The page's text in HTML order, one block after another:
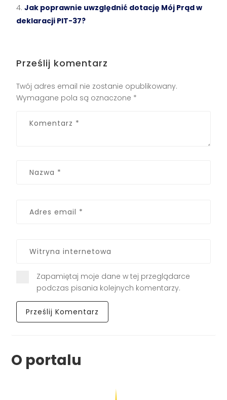
Jak poprawnie uwzględnić dotację Mój Prąd w
deklaracji PIT-37?
Prześlij komentarz
Twój adres email nie zostanie opublikowany.
Wymagane pola są oznaczone *
Zapamiętaj moje dane w tej przeglądarce
podczas pisania kolejnych komentarzy.
O portalu